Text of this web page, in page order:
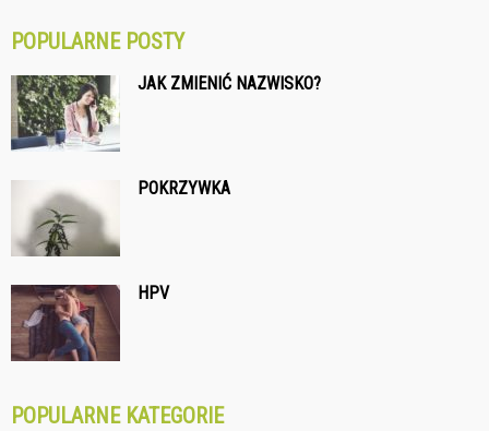
POPULARNE POSTY
JAK ZMIENIĆ NAZWISKO?
POKRZYWKA
HPV
POPULARNE KATEGORIE